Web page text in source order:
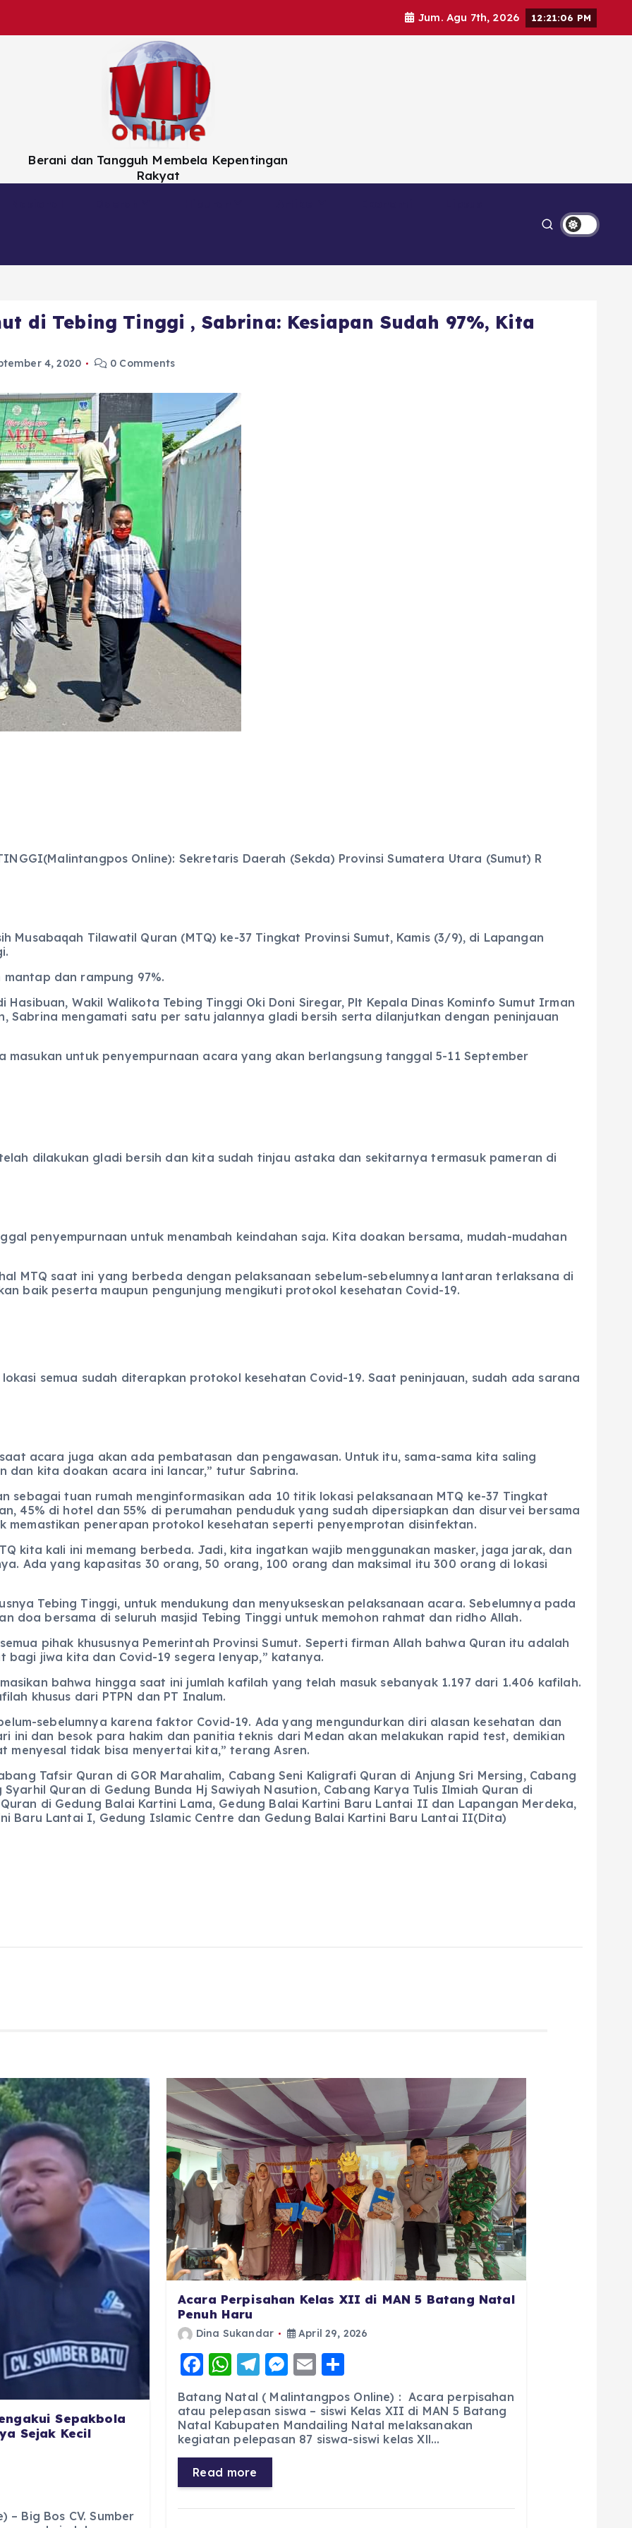
Jum. Agu 7th, 2026 12:21:08 PM
Berani dan Tangguh Membela Kepentingan
Rakyat
di Tebing Tinggi , Sabrina: Kesiapan Sudah 97%, Kita
4, 2020 0 Comments
Online): Sekretaris Daerah (Sekda) Provinsi Sumatera Utara (Sumut) R
Musabaqah Tilawatil Quran (MTQ) ke-37 Tingkat Provinsi Sumut, Kamis (3/9), di Lapangan
dan rampung 97%.
Hasibuan, Wakil Walikota Tebing Tinggi Oki Doni Siregar, Plt Kepala Dinas Kominfo Sumut Irman
Sabrina mengamati satu per satu jalannya gladi bersih serta dilanjutkan dengan peninjauan
masukan untuk penyempurnaan acara yang akan berlangsung tanggal 5-11 September
dilakukan gladi bersih dan kita sudah tinjau astaka dan sekitarnya termasuk pameran di
penyempurnaan untuk menambah keindahan saja. Kita doakan bersama, mudah-mudahan
MTQ saat ini yang berbeda dengan pelaksanaan sebelum-sebelumnya lantaran terlaksana di
baik peserta maupun pengunjung mengikuti protokol kesehatan Covid-19.
lokasi semua sudah diterapkan protokol kesehatan Covid-19. Saat peninjauan, sudah ada sarana
acara juga akan ada pembatasan dan pengawasan. Untuk itu, sama-sama kita saling
kita doakan acara ini lancar,” tutur Sabrina.
sebagai tuan rumah menginformasikan ada 10 titik lokasi pelaksanaan MTQ ke-37 Tingkat
45% di hotel dan 55% di perumahan penduduk yang sudah dipersiapkan dan disurvei bersama
memastikan penerapan protokol kesehatan seperti penyemprotan disinfektan.
kita kali ini memang berbeda. Jadi, kita ingatkan wajib menggunakan masker, jaga jarak, dan
Ada yang kapasitas 30 orang, 50 orang, 100 orang dan maksimal itu 300 orang di lokasi
Tebing Tinggi, untuk mendukung dan menyukseskan pelaksanaan acara. Sebelumnya pada
doa bersama di seluruh masjid Tebing Tinggi untuk memohon rahmat dan ridho Allah.
pihak khususnya Pemerintah Provinsi Sumut. Seperti firman Allah bahwa Quran itu adalah
jiwa kita dan Covid-19 segera lenyap,” katanya.
bahwa hingga saat ini jumlah kafilah yang telah masuk sebanyak 1.197 dari 1.406 kafilah.
khusus dari PTPN dan PT Inalum.
sebelumnya karena faktor Covid-19. Ada yang mengundurkan diri alasan kesehatan dan
ini dan besok para hakim dan panitia teknis dari Medan akan melakukan rapid test, demikian
tidak bisa menyertai kita,” terang Asren.
Tafsir Quran di GOR Marahalim, Cabang Seni Kaligrafi Quran di Anjung Sri Mersing, Cabang
Syarhil Quran di Gedung Bunda Hj Sawiyah Nasution, Cabang Karya Tulis Ilmiah Quran di
di Gedung Balai Kartini Lama, Gedung Balai Kartini Baru Lantai II dan Lapangan Merdeka,
Baru Lantai I, Gedung Islamic Centre dan Gedung Balai Kartini Baru Lantai II(Dita)
Sepakbola
Sejak Kecil
– Big Bos CV. Sumber
Acara Perpisahan Kelas XII di MAN 5 Batang Natal
Penuh Haru
Dina Sukandar April 29, 2026
F
c
e
b
o
W
h
a
ts
A
p
T
el
e
g
r
M
e
ss
e
E
ai
l
h
a
re
Batang Natal ( Malintangpos Online) : Acara perpisahan
atau pelepasan siswa – siswi Kelas XII di MAN 5 Batang
Natal Kabupaten Mandailing Natal melaksanakan
kegiatan pelepasan 87 siswa-siswi kelas Xll…
Read more